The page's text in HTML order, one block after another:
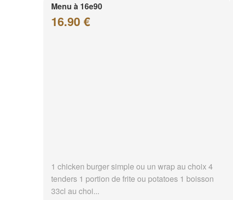
Menu à 16e90
16.90 €
1 chicken burger simple ou un wrap au choix 4
tenders 1 portion de frite ou potatoes 1 boisson
33cl au choi...